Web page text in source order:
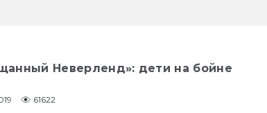
Неверленд»: дети на бойне
61622